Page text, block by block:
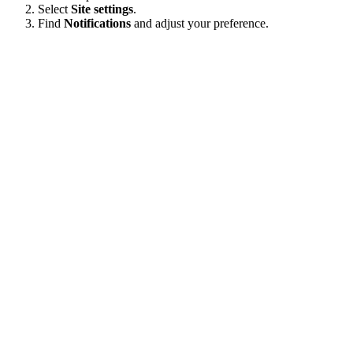
Select Site settings.
Find Notifications and adjust your preference.